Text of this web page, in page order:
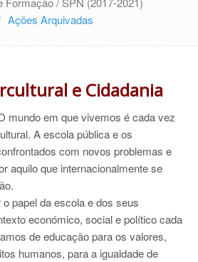
Ações Arquivadas
e Cidadania
mundo em que vivemos é cada vez
A escola pública e os
com novos problemas e
aquilo que internacionalmente se
papel da escola e dos seus
económico, social e político cada
de educação para os valores,
humanos, para a igualdade de